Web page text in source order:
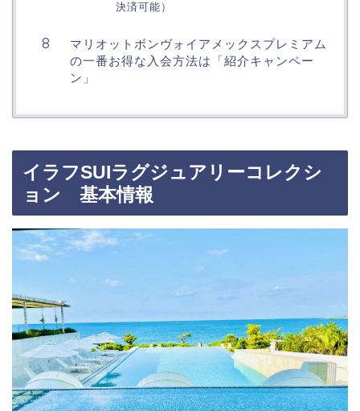
決済可能）
マリオットボンヴォイアメックスプレミアム
の一番お得な入会方法は「紹介キャンペー
ン」
イラフSUIラグジュアリーコレクシ
ョン 基本情報